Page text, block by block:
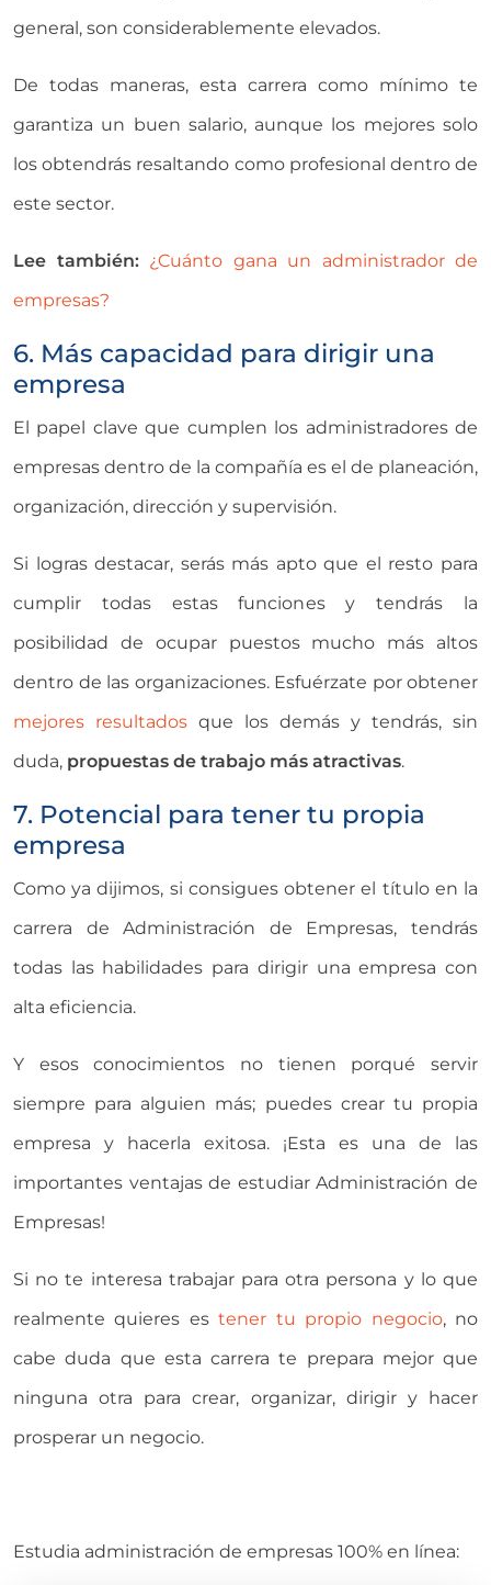
general, son considerablemente elevados.
De todas maneras, esta carrera como mínimo te
garantiza un buen salario, aunque los mejores solo
los obtendrás resaltando como profesional dentro de
este sector.
Lee también: ¿Cuánto gana un administrador de
empresas?
6. Más capacidad para dirigir una
empresa
El papel clave que cumplen los administradores de
empresas dentro de la compañía es el de planeación,
organización, dirección y supervisión.
Si logras destacar, serás más apto que el resto para
cumplir todas estas funciones y tendrás la
posibilidad de ocupar puestos mucho más altos
dentro de las organizaciones. Esfuérzate por obtener
mejores resultados que los demás y tendrás, sin
duda, propuestas de trabajo más atractivas.
7. Potencial para tener tu propia
empresa
Como ya dijimos, si consigues obtener el título en la
carrera de Administración de Empresas, tendrás
todas las habilidades para dirigir una empresa con
alta eficiencia.
Y esos conocimientos no tienen porqué servir
siempre para alguien más; puedes crear tu propia
empresa y hacerla exitosa. ¡Esta es una de las
importantes ventajas de estudiar Administración de
Empresas!
Si no te interesa trabajar para otra persona y lo que
realmente quieres estener tu propio negocio, no
cabe duda que esta carrera te prepara mejor que
ninguna otra para crear, organizar, dirigir y hacer
prosperar un negocio.
Estudia administración de empresas 100% en línea: